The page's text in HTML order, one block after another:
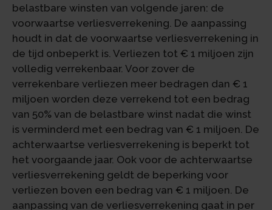
belastbare winsten van volgende jaren: de
voorwaartse verliesverrekening. De aanpassing
houdt in dat de voorwaartse verliesverrekening in
de tijd onbeperkt is. Verliezen tot € 1 miljoen zijn
volledig verrekenbaar. Voor zover de
verrekenbare verliezen meer bedragen dan € 1
miljoen worden deze verrekend tot een bedrag
van 50% van de belastbare winst nadat die winst
is verminderd met een bedrag van € 1 miljoen. De
achterwaartse verliesverrekening is beperkt tot
het voorgaande jaar. Ook voor de achterwaartse
verliesverrekening geldt de beperking voor
verliezen boven een bedrag van € 1 miljoen. De
aanpassing van de verliesverrekening gaat in per